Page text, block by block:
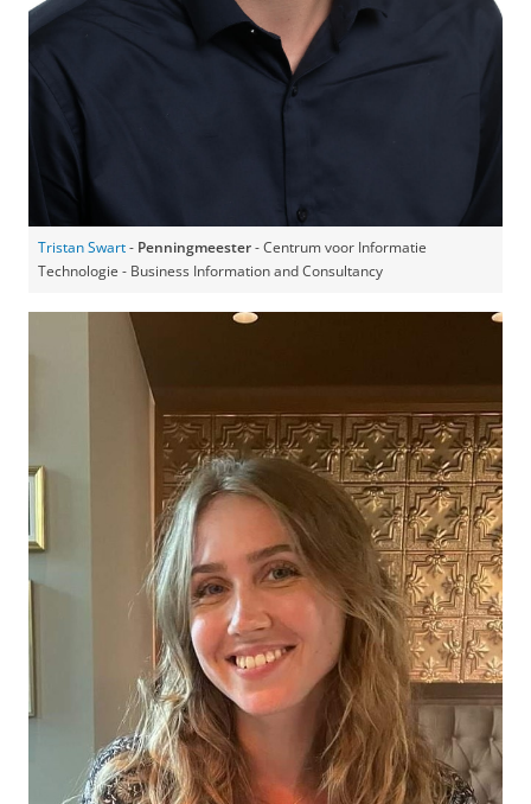
Tristan Swart- Penningmeester- Centrum voor Informatie
Technologie - Business Information and Consultancy